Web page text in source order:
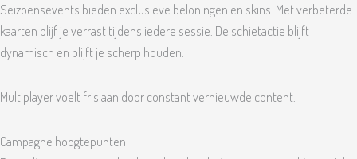
Seizoensevents bieden exclusieve beloningen en skins. Met verbeterde
kaarten blijf je verrast tijdens iedere sessie. De schietactie blijft
dynamisch en blijft je scherp houden.
Multiplayer voelt fris aan door constant vernieuwde content.
Campagne hoogtepunten